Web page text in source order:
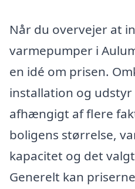
Når du overvejer at
varmepumper i
en idé om prisen.
installation og udstyr
afhængigt af flere
boligens størrelse,
kapacitet og det
Generelt kan